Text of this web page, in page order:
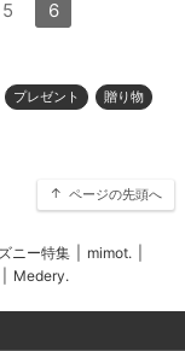
5 6
プレゼント 贈り物
ページの先頭へ
ニー特集 mimot.
Medery.